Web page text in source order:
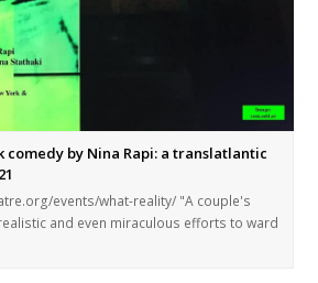
comedy by Nina Rapi: a translatlantic
events/what-reality/ "A couple's
and even miraculous efforts to ward